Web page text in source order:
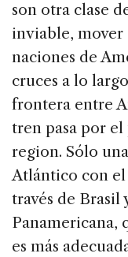
son otra clase
inviable, mover
naciones de
cruces a lo
frontera entre
tren pasa por el
region. Sólo
Atlántico con el
través de Brasil
Panamericana,
es más